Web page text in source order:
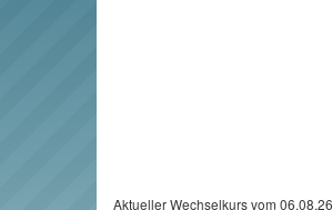
Aktueller Wechselkurs vom